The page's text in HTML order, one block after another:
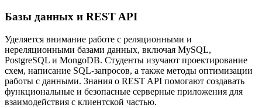
Базы данных и REST API
Уделяется внимание работе с реляционными и
нереляционными базами данных, включая MySQL,
PostgreSQL и MongoDB. Студенты изучают проектирование
схем, написание SQL-запросов, а также методы оптимизации
работы с данными. Знания о REST API помогают создавать
функциональные и безопасные серверные приложения для
взаимодействия с клиентской частью.